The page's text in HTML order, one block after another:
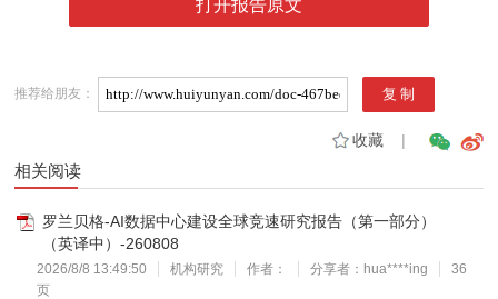
打开报告原文
推荐给朋友：
收藏|
相关阅读
罗兰贝格-AI数据中心建设全球竞速研究报告（第一部分）
（英译中）-260808
2026/8/8 13:49:50 机构研究 作者： 分享者：hua****ing
36
页